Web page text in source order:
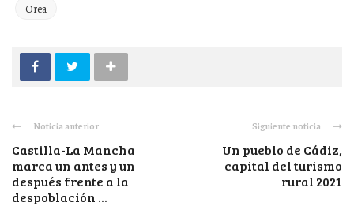
Orea
Noticia anterior
Castilla-La Mancha
marca un antes y un
después frente a la
despoblación ...
Siguiente noticia
Un pueblo de Cádiz,
capital del turismo
rural 2021